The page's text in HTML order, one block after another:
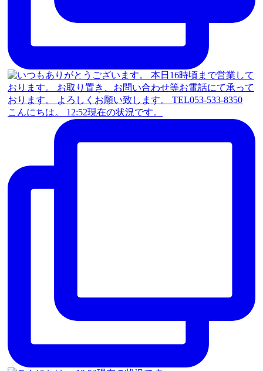
こんにちは。 12:52現在の状況です。